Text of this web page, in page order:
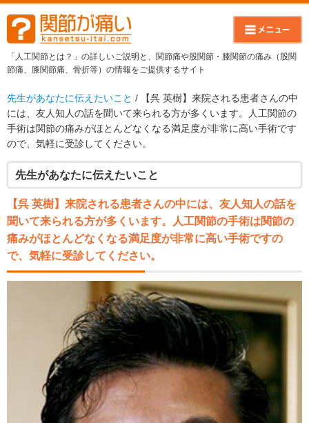
「人工関節とは？」の詳しいご説明と、関節痛や股関節・膝関節の痛み（股関
節痛、膝関節痛、骨折等）の情報をご提供するサイト
先生があなたに伝えたいこと / 【呉 英樹】来院される患者さんの中
には、友人知人の話を聞いて来られる方が多くいます。人工関節の
手術は関節の痛みがほとんどなくなる満足度が非常に高い手術です
ので、気軽に受診してください。
先生があなたに伝えたいこと
【呉 英樹】来院される患者さんの中には、友人知人の話を
聞いて来られる方が多くいます。人工関節の手術は関節の
痛みがほとんどなくなる満足度が非常に高い手術ですの
で、気軽に受診してください。